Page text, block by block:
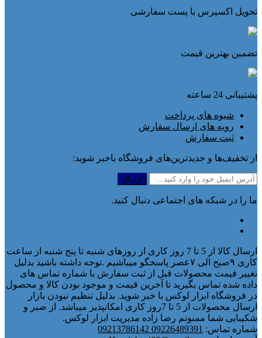
تحویل اکسپرس با پست سفارشی
تضمین بهترین قیمت
پشتیبانی 24 ساعته
شیوه های پرداخت
رویه های ارسال سفارش
ثبت سفارش
از تخفیف‌ها و جدیدترین‌های فروشگاه باخبر شوید:
ما را در شبکه های اجتماعی دنبال کنید.
ارسال کالا از 5 تا 7 روز کاری از روزهای شنبه تا پنج شنبه از ساعت
کاری ۹صبح الی ۷عصر پاسخگو میباشیم .توجه داشته باشید بدلیل
تغییر قیمت محصولات قبل از ثبت سفارش با شماره تماس های
داده شده تماس بگیرید تا آخرین قیمت و موجود بودن کالا و محصول
در فروشگاه ابزار لوکس با خبر شوید. بدلیل تنظیم نبودن بازار
ارسال محصولات از 5 تا 7روز کاری امکانپذیر میباشد. از صبر و
شکیبایی شما ممنونم رضا زاده مدیریت ابزار لوکس.
شماره تماس: 09226489391 09213786142